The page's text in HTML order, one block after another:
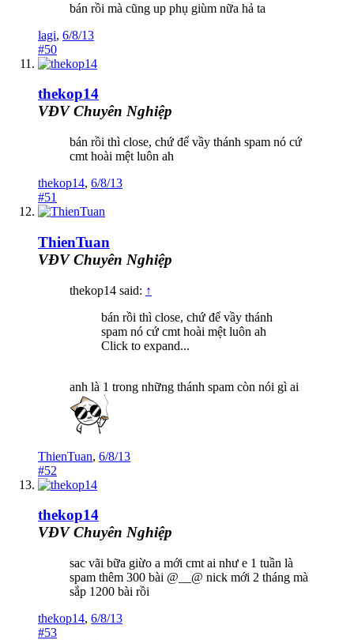
bán rồi mà cũng up phụ giùm nữa hả ta
lagi, 6/8/13
#50
thekop14
VĐV Chuyên Nghiệp
bán rồi thì close, chứ để vầy thánh spam nó cứ
cmt hoài mệt luôn ah
thekop14, 6/8/13
#51
ThienTuan
VĐV Chuyên Nghiệp
thekop14 said: ↑
bán rồi thì close, chứ để vầy thánh
spam nó cứ cmt hoài mệt luôn ah
Click to expand...
anh là 1 trong những thánh spam còn nói gì ai
ThienTuan, 6/8/13
#52
thekop14
VĐV Chuyên Nghiệp
sac vãi bữa giừo a mới cmt ai như e 1 tuần là
spam thêm 300 bài @__@ nick mới 2 tháng mà
sắp 1200 bài rồi
thekop14, 6/8/13
#53